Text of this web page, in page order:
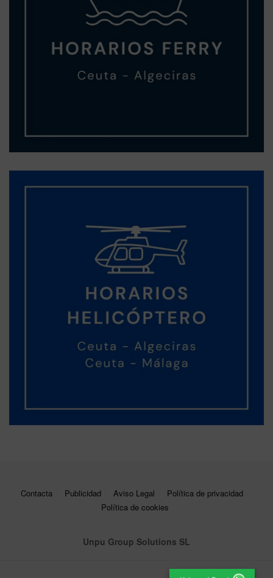
Contacta Publicidad Aviso Legal
Política de privacidad
Política de cookies
Unpu Group Solutions SL